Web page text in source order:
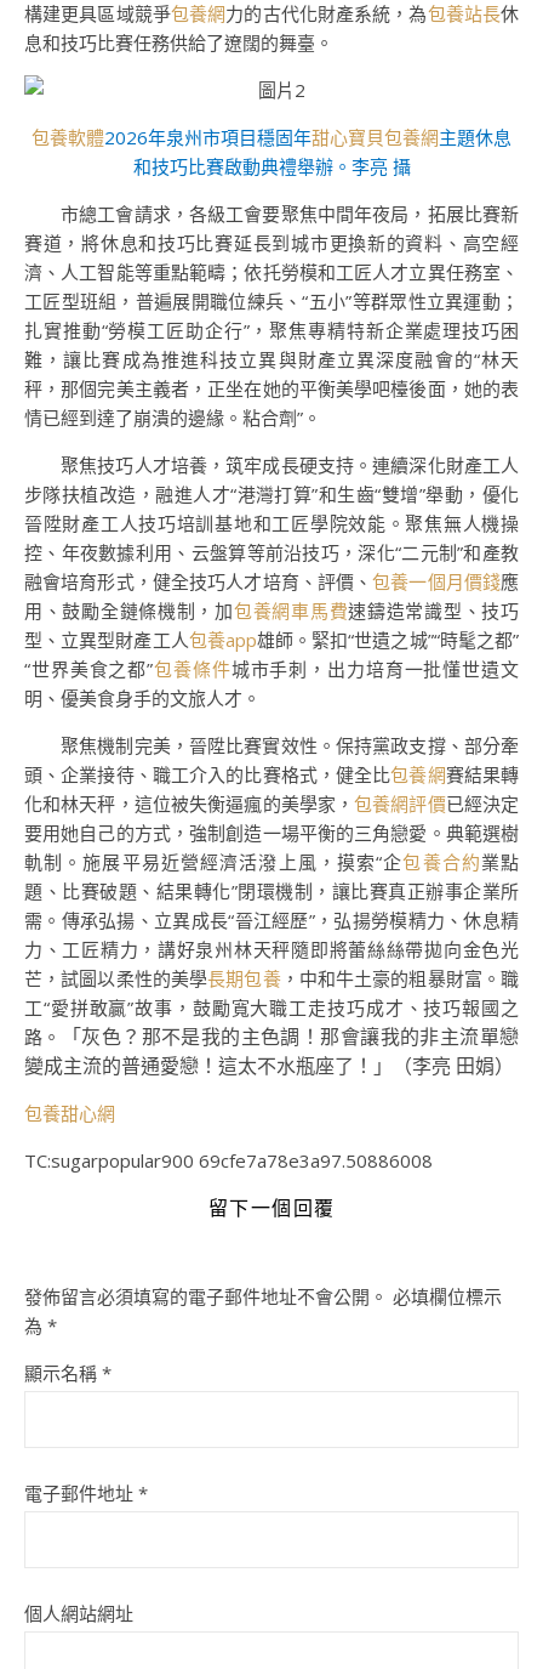
構建更具區域競爭包養網力的古代化財產系統，為包養站長休
息和技巧比賽任務供給了遼闊的舞臺。
包養軟體2026年泉州市項目穩固年甜心寶貝包養網主題休息
和技巧比賽啟動典禮舉辦。李亮 攝
市總工會請求，各級工會要聚焦中間年夜局，拓展比賽新
賽道，將休息和技巧比賽延長到城市更換新的資料、高空經
濟、人工智能等重點範疇；依托勞模和工匠人才立異任務室、
工匠型班組，普遍展開職位練兵、“五小”等群眾性立異運動；
扎實推動“勞模工匠助企行”，聚焦專精特新企業處理技巧困
難，讓比賽成為推進科技立異與財產立異深度融會的“林天
秤，那個完美主義者，正坐在她的平衡美學吧檯後面，她的表
情已經到達了崩潰的邊緣。粘合劑”。
聚焦技巧人才培養，筑牢成長硬支持。連續深化財產工人
步隊扶植改造，融進人才“港灣打算”和生齒“雙增”舉動，優化
晉陞財產工人技巧培訓基地和工匠學院效能。聚焦無人機操
控、年夜數據利用、云盤算等前沿技巧，深化“二元制”和產教
融會培育形式，健全技巧人才培育、評價、包養一個月價錢應
用、鼓勵全鏈條機制，加包養網車馬費速鑄造常識型、技巧
型、立異型財產工人包養app雄師。緊扣“世遺之城”“時髦之都”
“世界美食之都”包養條件城市手刺，出力培育一批懂世遺文
明、優美食身手的文旅人才。
聚焦機制完美，晉陞比賽實效性。保持黨政支撐、部分牽
頭、企業接待、職工介入的比賽格式，健全比包養網賽結果轉
化和林天秤，這位被失衡逼瘋的美學家，包養網評價已經決定
要用她自己的方式，強制創造一場平衡的三角戀愛。典範選樹
軌制。施展平易近營經濟活潑上風，摸索“企包養合約業點
題、比賽破題、結果轉化”閉環機制，讓比賽真正辦事企業所
需。傳承弘揚、立異成長“晉江經歷”，弘揚勞模精力、休息精
力、工匠精力，講好泉州林天秤隨即將蕾絲絲帶拋向金色光
芒，試圖以柔性的美學長期包養，中和牛土豪的粗暴財富。職
工“愛拼敢贏”故事，鼓勵寬大職工走技巧成才、技巧報國之
路。
「灰色？那不是我的主色調！那會讓我的非主流單戀
變成主流的普通愛戀！這太不水瓶座了！」（李亮 田娟）
包養甜心網
TC:sugarpopular900 69cfe7a78e3a97.50886008
留下一個回覆
發佈留言必須填寫的電子郵件地址不會公開。 必填欄位標示
為 *
顯示名稱 *
電子郵件地址 *
個人網站網址